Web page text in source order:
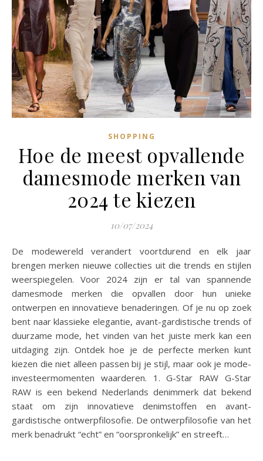
SHOPPING
Hoe de meest opvallende
damesmode merken van
2024 te kiezen
10/07/2024
De modewereld verandert voortdurend en elk jaar
brengen merken nieuwe collecties uit die trends en stijlen
weerspiegelen. Voor 2024 zijn er tal van spannende
damesmode merken die opvallen door hun unieke
ontwerpen en innovatieve benaderingen. Of je nu op zoek
bent naar klassieke elegantie, avant-gardistische trends of
duurzame mode, het vinden van het juiste merk kan een
uitdaging zijn. Ontdek hoe je de perfecte merken kunt
kiezen die niet alleen passen bij je stijl, maar ook je mode-
investeermomenten waarderen. 1. G-Star RAW G-Star
RAW is een bekend Nederlands denimmerk dat bekend
staat om zijn innovatieve denimstoffen en avant-
gardistische ontwerpfilosofie. De ontwerpfilosofie van het
merk benadrukt “echt” en “oorspronkelijk” en streeft…